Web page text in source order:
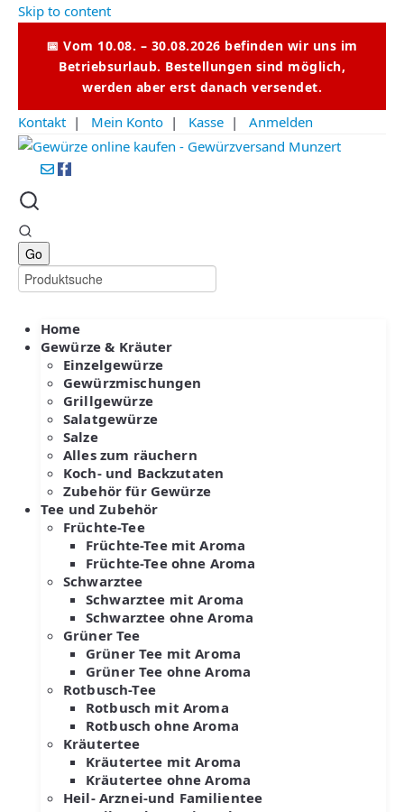
Skip to content
📅 Vom 10.08. – 30.08.2026 befinden wir uns im
Betriebsurlaub. Bestellungen sind möglich,
werden aber erst danach versendet.
Kontakt | Mein Konto | Kasse | Anmelden
Home
Gewürze & Kräuter
Einzelgewürze
Gewürzmischungen
Grillgewürze
Salatgewürze
Salze
Alles zum räuchern
Koch- und Backzutaten
Zubehör für Gewürze
Tee und Zubehör
Früchte-Tee
Früchte-Tee mit Aroma
Früchte-Tee ohne Aroma
Schwarztee
Schwarztee mit Aroma
Schwarztee ohne Aroma
Grüner Tee
Grüner Tee mit Aroma
Grüner Tee ohne Aroma
Rotbusch-Tee
Rotbusch mit Aroma
Rotbusch ohne Aroma
Kräutertee
Kräutertee mit Aroma
Kräutertee ohne Aroma
Heil- Arznei-und Familientee